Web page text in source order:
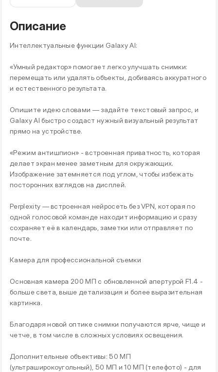
Описание
Интеллектуальные функции Galaxy AI:
«Умный редактор» помогает легко улучшать снимки:
перемещать или удалять объекты, добиваясь аккуратного
и естественного результата.
Опишите идею словами — задайте текстовый запрос, и
Galaxy AI быстро создаст нужный визуальный результат
прямо на устройстве.
«Режим антишпион» - встроенная приватность, которая
делает экран менее заметным для окружающих.
Изображение затемняется под углом, чтобы избежать
посторонних взглядов на дисплей.
Perplexity — встроенная нейросеть без VPN, которая по
одной голосовой команде находит информацию и сразу
сохраняет её в календарь, заметки или отправляет по
почте.
Камера для профессиональной съемки
Основная камера 200 МП с обновленной апертурой F1.4 -
больше света, выше детализация и более выразительная
картинка.
Благодаря новой оптике снимки получаются ярче, чище и
четче, в том числе в сложных условиях освещения.
Дополнительные объективы: 50 МП
(ультраширокоугольный), 50 МП и 10 МП (телефото) - для